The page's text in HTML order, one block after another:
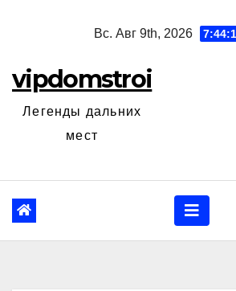
Вс. Авг 9th, 2026
vipdomstroi
Легенды дальних
мест